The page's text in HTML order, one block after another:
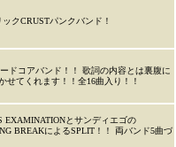
クCRUSTパンクバンド！
ドコアバンド！！ 歌詞の内容とは裏腹に
せてくれます！！全16曲入り！！
EXAMINATIONとサンディエゴの
BREAKによるSPLIT！！ 両バンド5曲づ